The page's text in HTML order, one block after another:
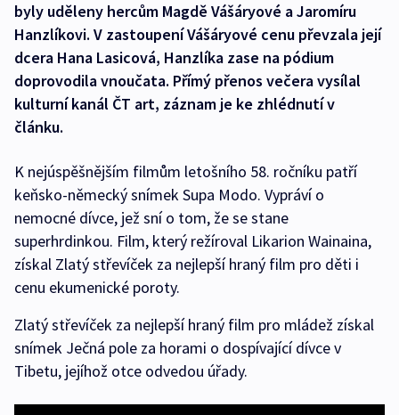
byly uděleny hercům Magdě Vášáryové a Jaromíru
Hanzlíkovi. V zastoupení Vášáryové cenu převzala její
dcera Hana Lasicová, Hanzlíka zase na pódium
doprovodila vnoučata. Přímý přenos večera vysílal
kulturní kanál ČT art, záznam je ke zhlédnutí v
článku.
K nejúspěšnějším filmům letošního 58. ročníku patří
keňsko-německý snímek Supa Modo. Vypráví o
nemocné dívce, jež sní o tom, že se stane
superhrdinkou. Film, který režíroval Likarion Wainaina,
získal Zlatý střevíček za nejlepší hraný film pro děti i
cenu ekumenické poroty.
Zlatý střevíček za nejlepší hraný film pro mládež získal
snímek Ječná pole za horami o dospívající dívce v
Tibetu, jejíhož otce odvedou úřady.